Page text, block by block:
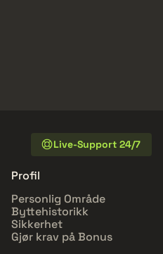
Live-Support 24/7
Profil
Personlig Område
Byttehistorikk
Sikkerhet
Gjør krav på Bonus